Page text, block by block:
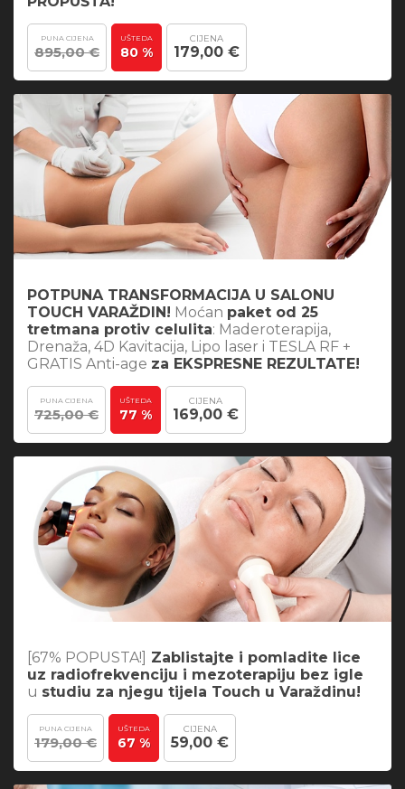
PUNA CIJENA
895,00 €
UŠTEDA
80 %
CIJENA
179,00 €
POTPUNA TRANSFORMACIJA U SALONU
TOUCH VARAŽDIN! Moćan paket od 25
tretmana protiv celulita: Maderoterapija,
Drenaža, 4D Kavitacija, Lipo laser i TESLA RF +
GRATIS Anti-age za EKSPRESNE REZULTATE!
PUNA CIJENA
725,00 €
UŠTEDA
77 %
CIJENA
169,00 €
[67% POPUSTA!] Zablistajte i pomladite lice
uz radiofrekvenciju i mezoterapiju bez igle
u studiu za njegu tijela Touch u Varaždinu!
PUNA CIJENA
179,00 €
UŠTEDA
67 %
CIJENA
59,00 €